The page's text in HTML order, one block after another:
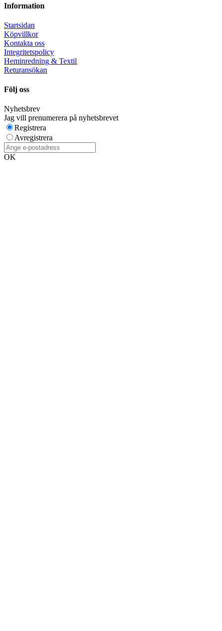
Information
Startsidan
Köpvillkor
Kontakta oss
Integritetspolicy
Heminredning & Textil
Returansökan
Följ oss
Nyhetsbrev
Jag vill prenumerera på nyhetsbrevet
Registrera
Avregistrera
OK